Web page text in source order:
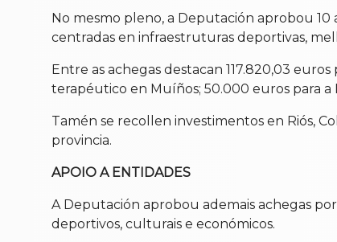
No mesmo pleno, a Deputación aprobou
centradas en infraestruturas deportivas,
Entre as achegas destacan 117.820,03
terapéutico en Muíños; 50.000 euros para
Tamén se recollen investimentos en Riós,
provincia.
APOIO A ENTIDADES
A Deputación aprobou ademais achegas
deportivos, culturais e económicos.